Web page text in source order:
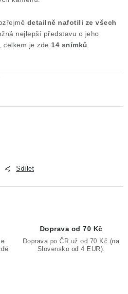
detailně nafotili ze všech
nejlepší představu o jeho
celkem je zde 14 snímků
Sdílet
Doprava od 70 Kč
Doprava po ČR už od 70 Kč (na
Slovensko od 4 EUR).